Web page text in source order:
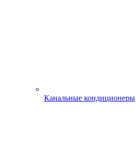
Канальные кондиционеры